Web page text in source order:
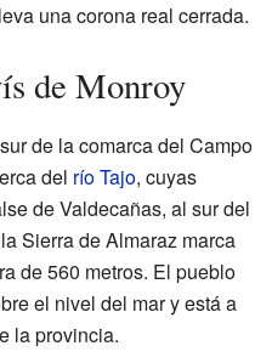
una corona real cerrada.
de Monroy
de la comarca del Campo
del río Tajo, cuyas
de Valdecañas, al sur del
Sierra de Almaraz marca
de 560 metros. El pueblo
el nivel del mar y está a
la provincia.